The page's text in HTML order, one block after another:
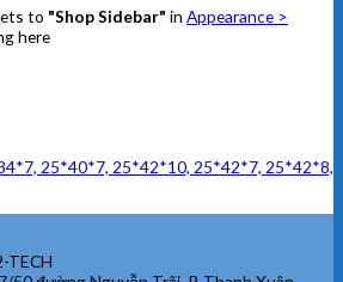
to "Shop Sidebar" in Appearance >
here
25*40*7, 25*42*10, 25*42*7, 25*42*8,
TECH